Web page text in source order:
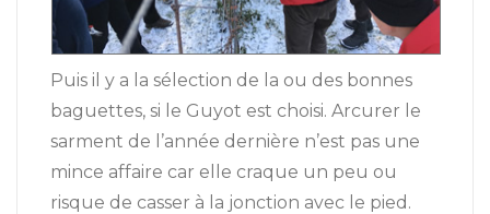
Puis il y a la sélection de la ou des bonnes
baguettes, si le Guyot est choisi. Arcurer le
sarment de l’année dernière n’est pas une
mince affaire car elle craque un peu ou
risque de casser à la jonction avec le pied.